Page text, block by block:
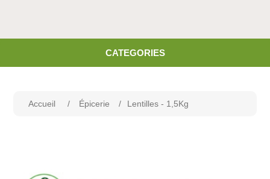
CATEGORIES
Accueil / Épicerie / Lentilles - 1,5Kg